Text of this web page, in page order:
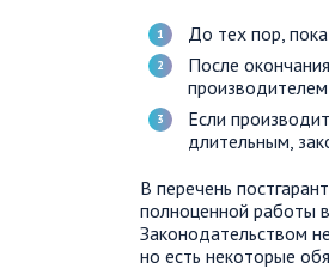
До тех пор,
После
Если
длительным,
В перечень
полноценной работы
Законодательством
но есть некоторые